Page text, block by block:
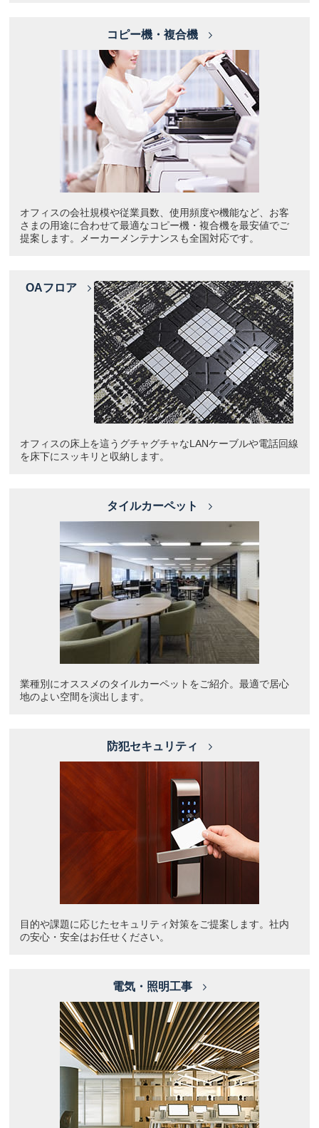
コピー機・複合機
オフィスの会社規模や従業員数、使用頻度や機能など、お客
さまの用途に合わせて最適なコピー機・複合機を最安値でご
提案します。メーカーメンテナンスも全国対応です。
OAフロア
オフィスの床上を這うグチャグチャなLANケーブルや電話回線
を床下にスッキリと収納します。
タイルカーペット
業種別にオススメのタイルカーペットをご紹介。最適で居心
地のよい空間を演出します。
防犯セキュリティ
目的や課題に応じたセキュリティ対策をご提案します。社内
の安心・安全はお任せください。
電気・照明工事